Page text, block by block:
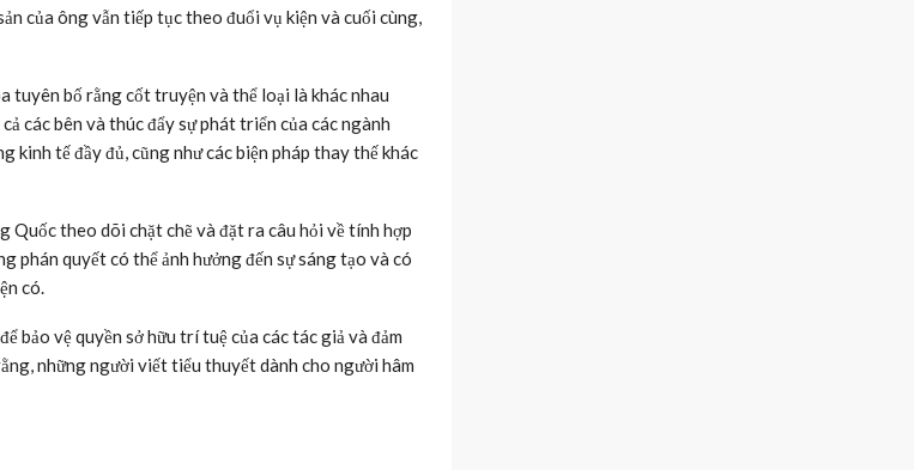
của ông vẫn tiếp tục theo đuổi vụ kiện và cuối cùng,
tuyên bố rằng cốt truyện và thể loại là khác nhau
các bên và thúc đẩy sự phát triển của các ngành
kinh tế đầy đủ, cũng như các biện pháp thay thế khác
Quốc theo dõi chặt chẽ và đặt ra câu hỏi về tính hợp
phán quyết có thể ảnh hưởng đến sự sáng tạo và có
có.
bảo vệ quyền sở hữu trí tuệ của các tác giả và đảm
những người viết tiểu thuyết dành cho người hâm